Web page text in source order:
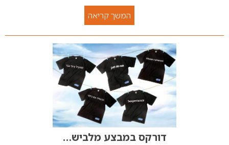
המשך קריאה
דורקס במבצע מלביש…